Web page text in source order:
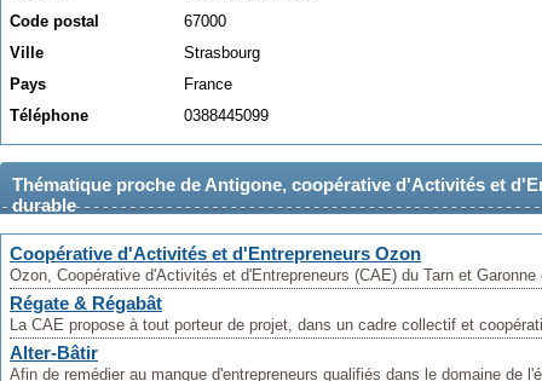
Code postal
67000
Ville
Strasbourg
Pays
France
Téléphone
0388445099
Thématique proche de Antigone, coopérative d'Activités et
durable
Coopérative d'Activités et d'Entrepreneurs Ozon
Ozon, Coopérative d'Activités et d'Entrepreneurs (CAE) du Tarn et
Régate & Régabât
La CAE propose à tout porteur de projet, dans un cadre collectif et
Alter-Bâtir
Afin de remédier au manque d'entrepreneurs qualifiés dans le domaine de